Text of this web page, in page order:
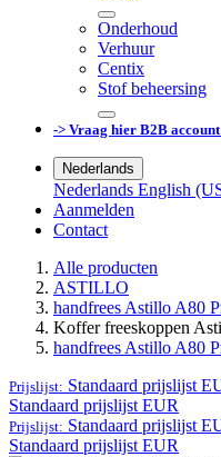
Onderhoud
Verhuur
Centix
Stof beheersing
-> Vraag hier B2B
Nederlands
Nederlands English
Aanmelden
Contact
Alle producten
ASTILLO
handfrees Astillo A80
Koffer freeskoppen
handfrees Astillo A80
Prijslijst: Standaard prijslijst
Standaard prijslijst EUR
Prijslijst: Standaard prijslijst
Standaard prijslijst EUR